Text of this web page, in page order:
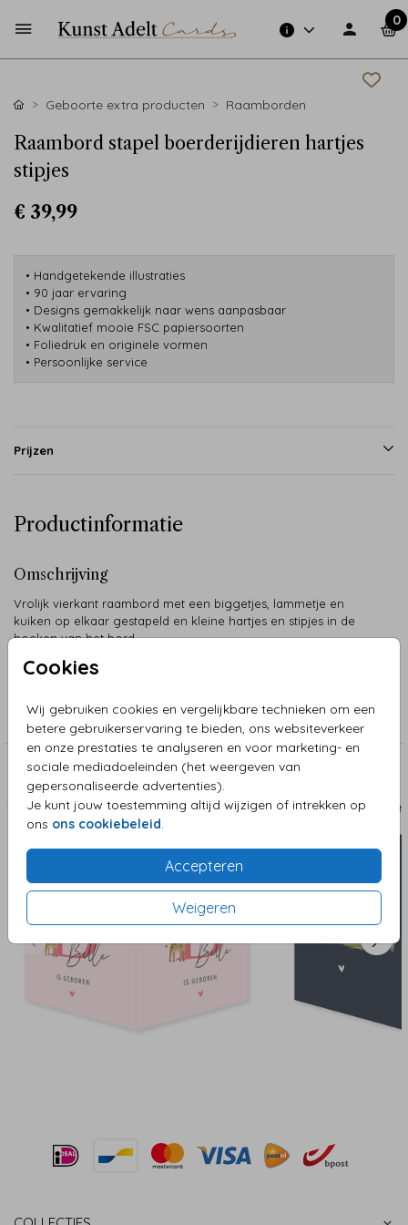
0
Cookies
Wij gebruiken cookies en vergelijkbare technieken om een
betere gebruikerservaring te bieden, ons websiteverkeer
en onze prestaties te analyseren en voor marketing- en
sociale mediadoeleinden (het weergeven van
gepersonaliseerde advertenties).
Je kunt jouw toestemming altijd wijzigen of intrekken op
ons ons cookiebeleid
Accepteren
Weigeren
Geboorte extra producten Raamborden
Raambord stapel boerderijdieren hartjes
stipjes
€ 39,99
• Handgetekende illustraties
• 90 jaar ervaring
• Designs gemakkelijk naar wens aanpasbaar
• Kwalitatief mooie FSC papiersoorten
• Foliedruk en originele vormen
• Persoonlijke service
Prijzen
Productinformatie
Omschrijving
Vrolijk vierkant raambord met een biggetjes, lammetje en
kuiken op elkaar gestapeld en kleine hartjes en stipjes in de
hoeken van het bord.
Raamborden
Aanbevolen
RAAMBORD